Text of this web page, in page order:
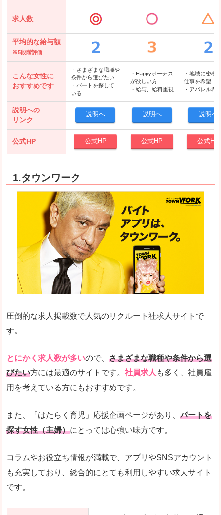
クリーデンス
テンプスタッフ
アパレル転職なび
求人数
平均的な給与額
※5段階評価
こんな女性に
おすすめです
・さまざまな職種や
条件から選びたい
・パートを探して
いる
・Happyボーナス
が欲しい方
・給与、給料重視
・地域に密着
仕事を希望
・アパレル希
説明への
リンク
説明へ 説明へ 説明へ
公式HP 公式HP 公式HP 公式HP
1.タウンワーク
圧倒的な求人掲載数で人気のリクルート社求人サイトで
す。
とにかく求人数が多いので、 さまざまな職種や条件から選
びたい方には最適のサイトです。 社員求人 も多く、社員雇
用を考えている方にもおすすめです。
また、「はたらく育児」応援企画ページがあり、パートを
探す女性（主婦）にとっては心強い味方です。
コラムやお役立ち情報が満載で、アプリやSNSアカウント
も充実しており、総合的にとても利用しやすい求人サイト
です。